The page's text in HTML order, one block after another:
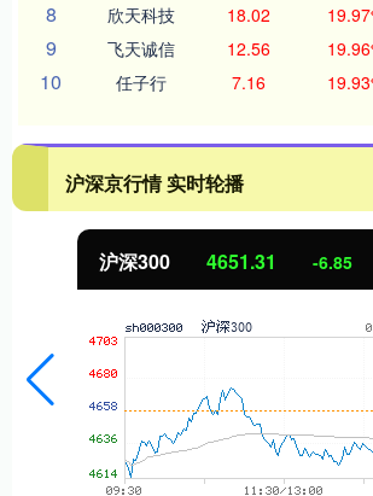
8 欣天科技 18.02
9 飞天诚信 12.56
10 任子行 7.16
沪深京行情 实时轮播
沪深300 4651.31 -6.85